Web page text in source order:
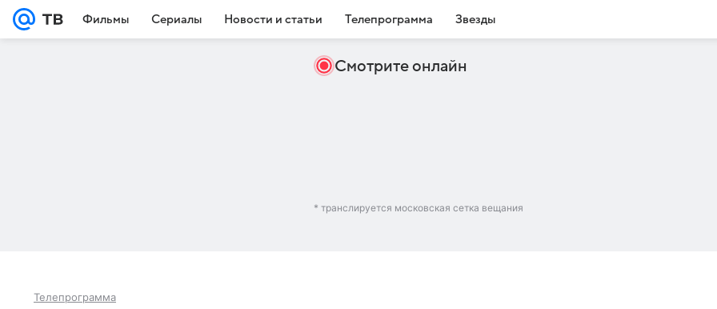
Фильмы Сериалы Новости и статьи Телепрограмма Звезды
Смотрите онлайн
* транслируется московская сетка вещания
Телепрограмма